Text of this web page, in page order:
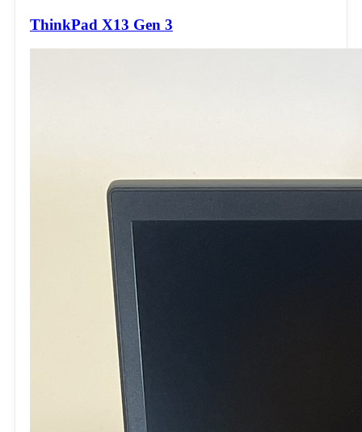
ThinkPad X13 Gen 3